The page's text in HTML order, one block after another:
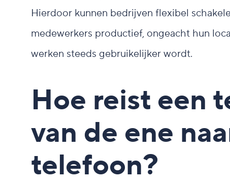
Hierdoor kunnen bedrijven flexibel
medewerkers productief, ongeacht hun
werken steeds gebruikelijker wordt.
Hoe reist een
van de ene
telefoon?